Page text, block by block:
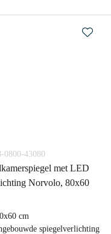
0800-43080
met LED
Norvolo, 80x60
cm
spiegelverlichting